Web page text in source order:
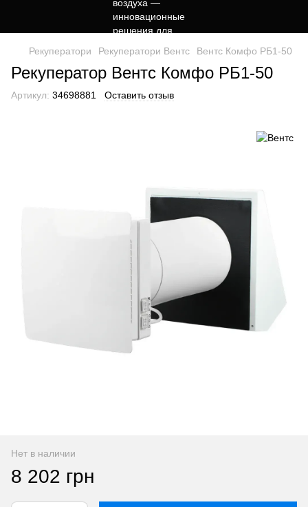
Рекуператори Рекуператори Вентс Вентс Комфо РБ1-50
Рекуператор Вентс Комфо РБ1-50
Артикул: 34698881 Оставить отзыв
Нет в наличии
8 202 грн